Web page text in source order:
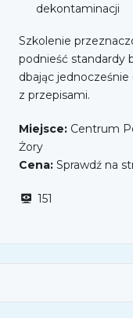
dekontaminacji
Szkolenie
podnieść standardy
dbając
z przepisami.
Miejsce: Centrum
Żory
Cena: Sprawdź na
151